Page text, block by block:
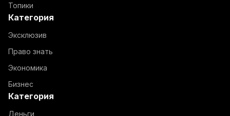
Топики
Категория
Эксклюзив
Право знать
Экономика
Бизнес
Категория
Деньги